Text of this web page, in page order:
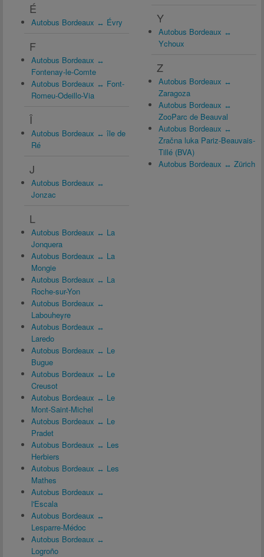
É
Autobus Bordeaux ↔ Évry
F
Autobus Bordeaux ↔
Fontenay-le-Comte
Autobus Bordeaux ↔ Font-
Romeu-Odeillo-Via
Î
Autobus Bordeaux ↔ île de
Ré
J
Autobus Bordeaux ↔
Jonzac
L
Autobus Bordeaux ↔ La
Jonquera
Autobus Bordeaux ↔ La
Mongie
Autobus Bordeaux ↔ La
Roche-sur-Yon
Autobus Bordeaux ↔
Labouheyre
Autobus Bordeaux ↔
Laredo
Autobus Bordeaux ↔ Le
Bugue
Autobus Bordeaux ↔ Le
Creusot
Autobus Bordeaux ↔ Le
Mont-Saint-Michel
Autobus Bordeaux ↔ Le
Pradet
Autobus Bordeaux ↔ Les
Herbiers
Autobus Bordeaux ↔ Les
Mathes
Autobus Bordeaux ↔
l'Escala
Autobus Bordeaux ↔
Lesparre-Médoc
Autobus Bordeaux ↔
Logroño
Y
Autobus Bordeaux ↔
Ychoux
Z
Autobus Bordeaux ↔
Zaragoza
Autobus Bordeaux ↔
ZooParc de Beauval
Autobus Bordeaux ↔
Zračna luka Pariz-Beauvais-
Tillé (BVA)
Autobus Bordeaux ↔ Zürich